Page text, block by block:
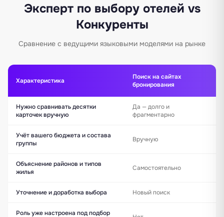
Эксперт по выбору отелей vs
Конкуренты
Сравнение с ведущими языковыми моделями на рынке
Характеристика
Поиск на сайтах
бронирования
Нужно сравнивать десятки
карточек вручную
Да — долго и
фрагментарно
Учёт вашего бюджета и состава
группы
Вручную
Объяснение районов и типов
жилья
Самостоятельно
Уточнение и доработка выбора Новый поиск
Роль уже настроена под подбор